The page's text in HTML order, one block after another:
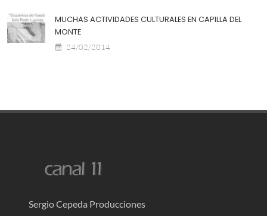
MUCHAS ACTIVIDADES CULTURALES EN CAPILLA DEL
MONTE
24/02/2014
Sergio Cepeda Producciones